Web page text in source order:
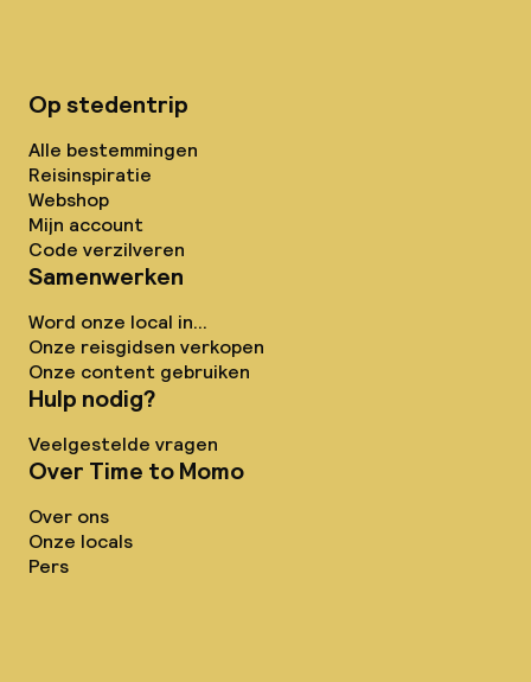
Op stedentrip
Alle bestemmingen
Reisinspiratie
Webshop
Mijn account
Code verzilveren
Samenwerken
Word onze local in...
Onze reisgidsen verkopen
Onze content gebruiken
Hulp nodig?
Veelgestelde vragen
Over Time to Momo
Over ons
Onze locals
Pers